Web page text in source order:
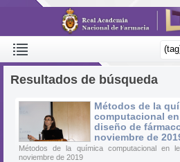
Resultados de búsqueda
Métodos de la
computacional
diseño de
noviembre de
Métodos de la química computacional en
noviembre de 2019